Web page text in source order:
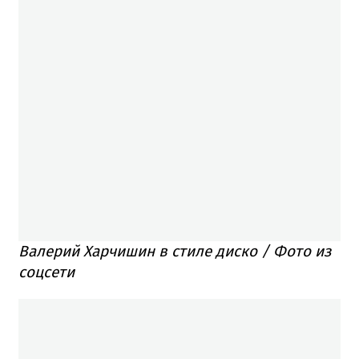
Валерий Харчишин в стиле диско / Фото из
соцсети